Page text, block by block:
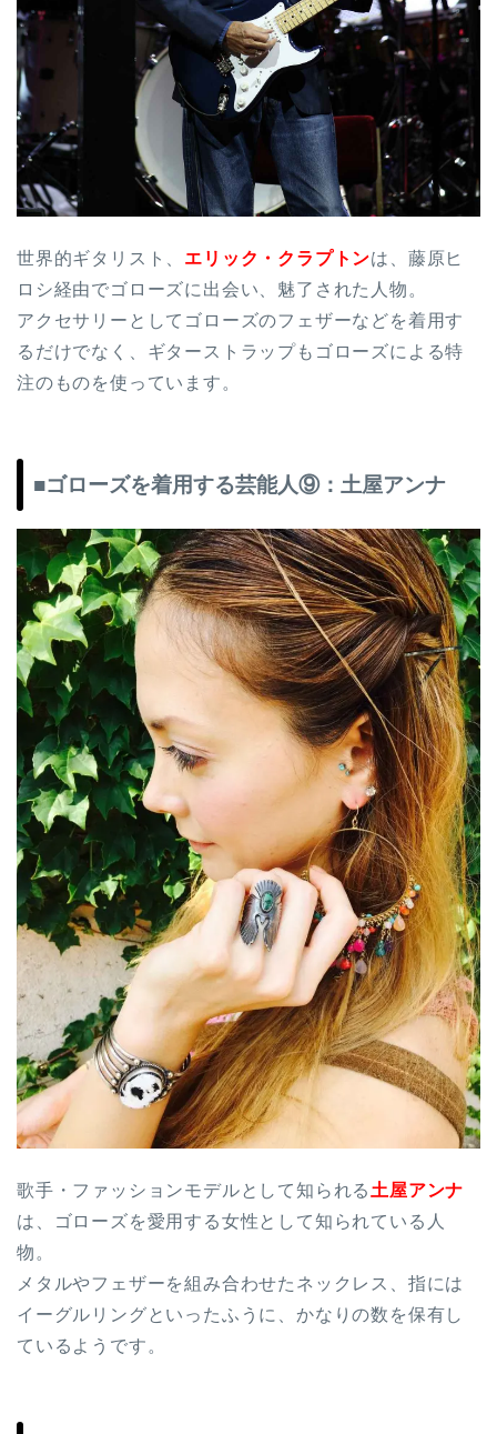
世界的ギタリスト、 エリック・クラプトンは、藤原ヒ
ロシ経由でゴローズに出会い、魅了された人物。
アクセサリーとしてゴローズのフェザーなどを着用す
るだけでなく、ギターストラップもゴローズによる特
注のものを使っています。
■ゴローズを着用する芸能人⑨：土屋アンナ
歌手・ファッションモデルとして知られる 土屋アンナ
は、ゴローズを愛用する女性として知られている人
物。
メタルやフェザーを組み合わせたネックレス、指には
イーグルリングといったふうに、かなりの数を保有し
ているようです。